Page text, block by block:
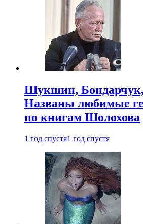
Шукшин,
Названы любимые
по книгам Шолохова
1 год спустя1 год спустя